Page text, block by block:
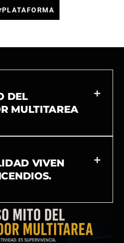
PLATAFORMA
DEL
MULTITAREA
VIVEN